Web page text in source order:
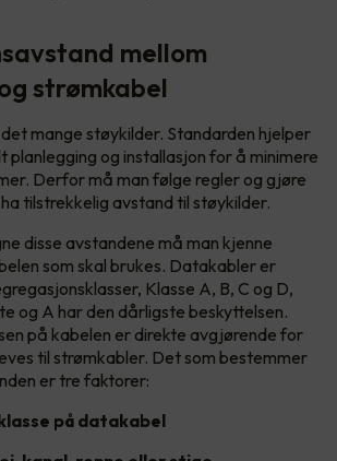
mellom
strømkabel
det mange støykilder. Standarden hjelper
planlegging og installasjon for å minimere
Derfor må man følge regler og gjøre
tilstrekkelig avstand til støykilder.
disse avstandene må man kjenne
som skal brukes. Datakabler er
Klasse A, B, C og D,
og A har den dårligste beskyttelsen.
på kabelen er direkte avgjørende for
til strømkabler. Det som bestemmer
er tre faktorer:
på datakabel